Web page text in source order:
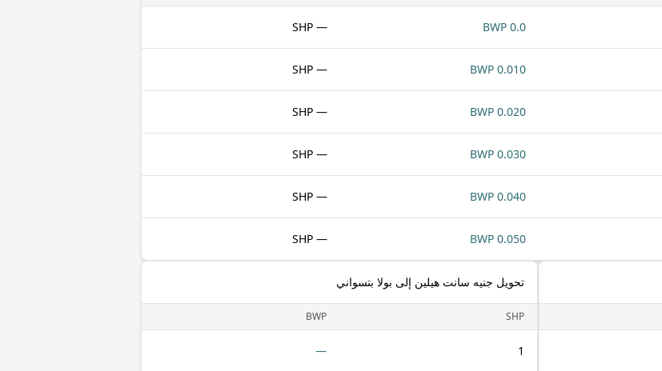
0.0 BWP
— SHP
0.010 BWP
— SHP
0.020 BWP
— SHP
0.030 BWP
— SHP
0.040 BWP
— SHP
0.050 BWP
— SHP
تحويل جنيه سانت هيلين إلى بولا بتسواني
SHP
BWP
1
—